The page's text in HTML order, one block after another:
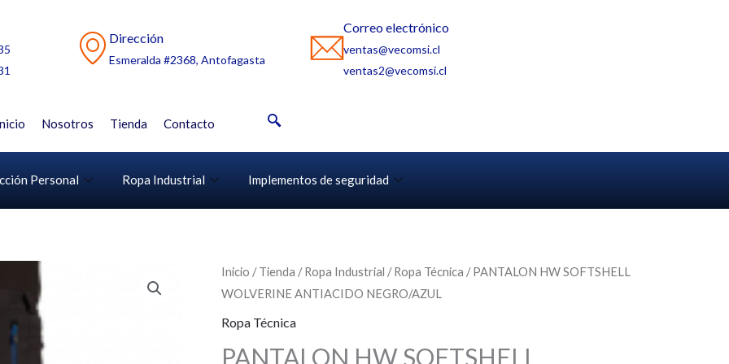
Dirección
Esmeralda #2368, Antofagasta
Correo electrónico
ventas@vecomsi.cl
ventas2@vecomsi.cl
Nosotros Tienda Contacto
Personal Ropa Industrial Implementos de seguridad
Inicio /Tienda /Ropa Industrial /Ropa Técnica / PANTALON HW SOFTSHELL
WOLVERINE ANTIACIDO NEGRO/AZUL
Ropa Técnica
PANTALON HW SOFTSHELL